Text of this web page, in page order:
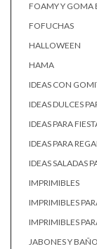
FOAMY Y GOMA
FOFUCHAS
HALLOWEEN
HAMA
IDEAS CON
IDEAS DULCES
IDEAS PARA
IDEAS PARA
IDEAS SALADAS
IMPRIMIBLES
IMPRIMIBLES
IMPRIMIBLES
JABONES Y BAÑO